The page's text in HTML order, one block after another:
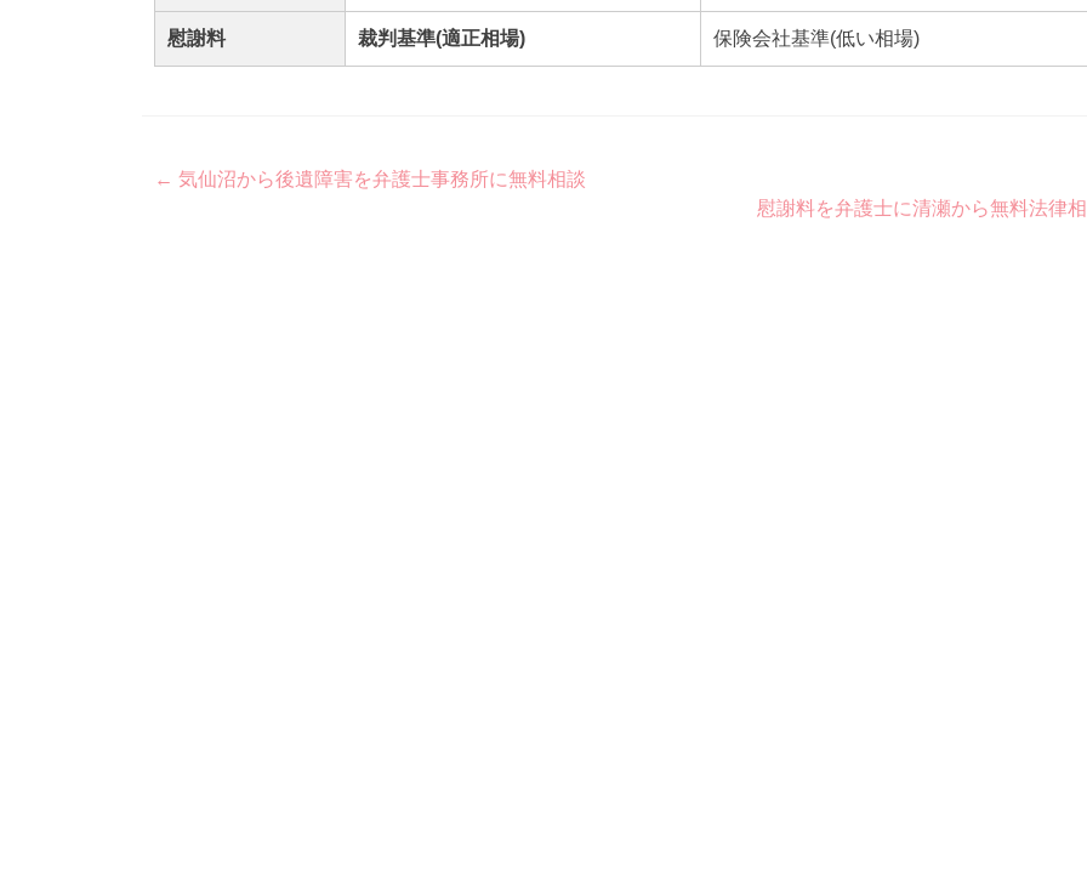
慰謝料 裁判基準(適正相場) 保険会社基準(低い相場)
Post
← 気仙沼から後遺障害を弁護士事務所に無料相談
慰謝料を弁護士に清瀬から無料法律